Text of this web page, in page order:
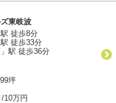
東岐波
徒歩8分
徒歩33分
駅 徒歩36分
坪
10万円